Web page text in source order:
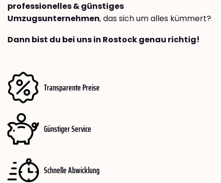
professionelles & günstiges
Umzugsunternehmen, das sich um alles kümmert?
Dann bist du bei uns in Rostock genau richtig!
Transparente Preise
Günstiger Service
Schnelle Abwicklung